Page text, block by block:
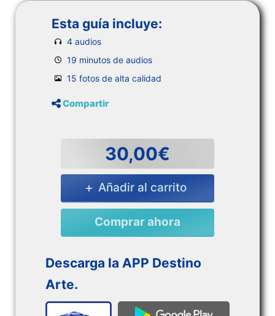
Esta guía incluye:
4 audios
19 minutos de audios
15 fotos de alta calidad
Compartir
30,00€
Añadir al carrito
Comprar ahora
Descarga la APP Destino
Arte.